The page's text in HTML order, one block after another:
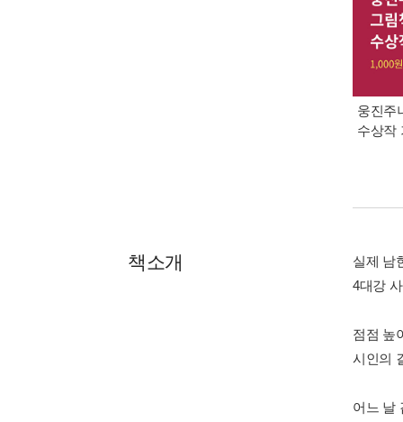
웅진주
수상작
책소개
실제 남
4대강
점점 높
시인의
어느 날